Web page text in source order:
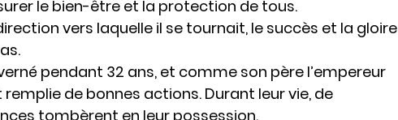
le bien-être et la protection de tous.
vers laquelle il se tournait, le succès et la gloire
pendant 32 ans, et comme son père l’empereur
remplie de bonnes actions. Durant leur vie, de
tombèrent en leur possession.